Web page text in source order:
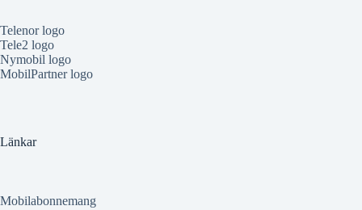
Telenor logo
Tele2 logo
Nymobil logo
MobilPartner logo
Länkar
Mobilabonnemang